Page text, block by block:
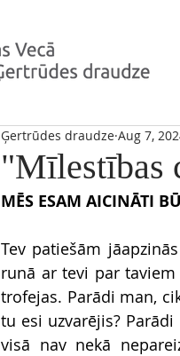
"Mīlestības
Ģertrūdes draudze Aug 7,
MĒS ESAM AICINĀTI
Tev patiešām
runā ar tevi par
trofejas. Parādi man,
tu esi uzvarējis?
visā nav nekā